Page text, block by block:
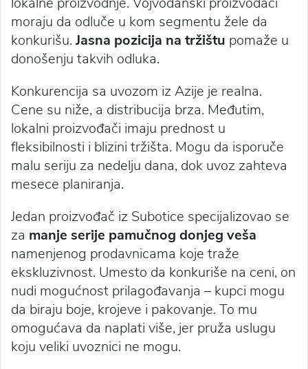
moraju da odluče u kom segmentu žele da
konkurišu. Jasna pozicija na tržištu pomaže u
donošenju takvih odluka.
Konkurencija sa uvozom iz Azije je realna.
Cene su niže, a distribucija brza. Međutim,
lokalni proizvođači imaju prednost u
fleksibilnosti i blizini tržišta. Mogu da isporuče
malu seriju za nedelju dana, dok uvoz zahteva
mesece planiranja.
Jedan proizvođač iz Subotice specijalizovao se
za manje serije pamučnog donjeg veša
namenjenog prodavnicama koje traže
ekskluzivnost. Umesto da konkuriše na ceni, on
nudi mogućnost prilagođavanja – kupci mogu
da biraju boje, krojeve i pakovanje. To mu
omogućava da naplati više, jer pruža uslugu
koju veliki uvoznici ne mogu.